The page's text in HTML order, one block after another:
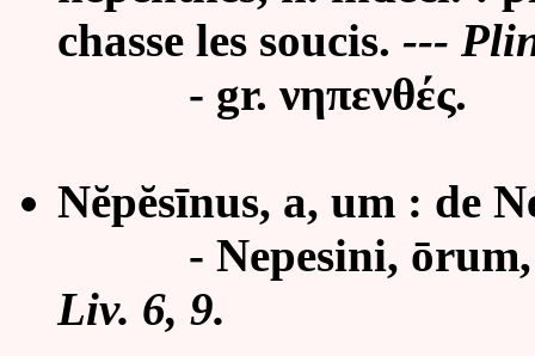
chasse les soucis. ---
- gr. νηπενθές.
Nĕpĕsīnus, a, um : de
- Nepesini, ōrum,
Liv. 6, 9.